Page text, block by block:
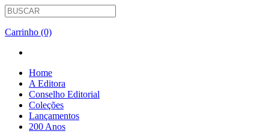
Carrinho (0)
Home
A Editora
Conselho Editorial
Coleções
Lançamentos
200 Anos